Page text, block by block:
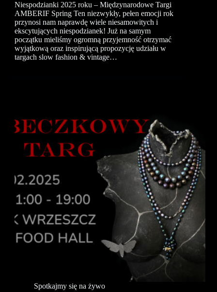
Niespodzianki 2025 roku – Międzynarodowe Targi
AMBERIF Spring Ten niezwykły, pełen emocji rok
przynosi nam naprawdę wiele niesamowitych i
ekscytujących niespodzianek! Już na samym
początku mieliśmy ogromną przyjemność otrzymać
wyjątkową oraz inspirującą propozycję udziału w
targach slow fashion & vintage…
Spotkajmy się na żywo